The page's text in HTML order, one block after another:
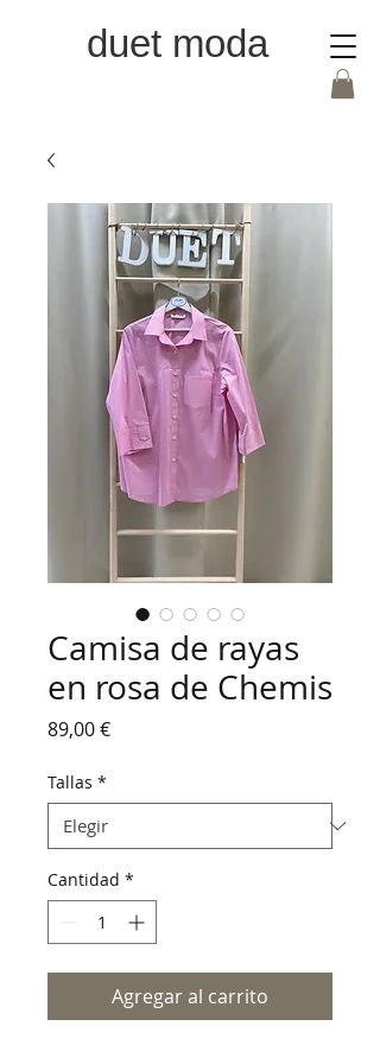
duet moda
Camisa de rayas
en rosa de Chemis
89,00 €Precio
Tallas *
Cantidad *
Agregar al carrito